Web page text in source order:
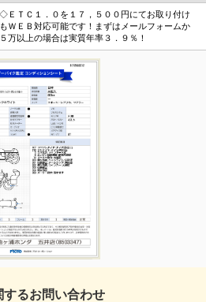
ＴＣ１．０を１７，５００円にてお取り付け
ＷＥＢ対応可能です！まずはメールフォームか
万以上の場合は実質年率３．９％！
するお問い合わせ